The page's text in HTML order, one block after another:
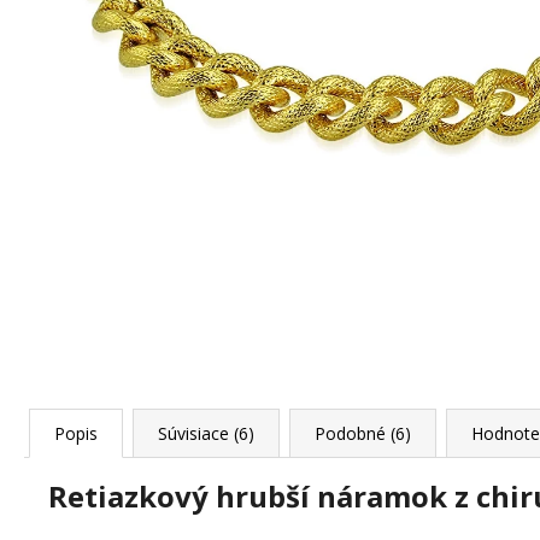
Popis Súvisiace (6) Podobné (6)
Retiazkový hrubší náramok z
ZADARMO
22,87 €